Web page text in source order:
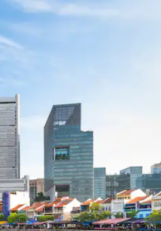
para cima e para baixo ou explore